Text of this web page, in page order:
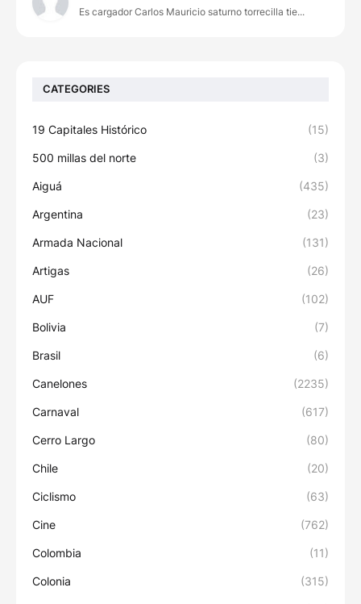
Es cargador Carlos Mauricio saturno torrecilla tie...
CATEGORIES
19 Capitales Histórico (15)
500 millas del norte (3)
Aiguá (435)
Argentina (23)
Armada Nacional (131)
Artigas (26)
AUF (102)
Bolivia (7)
Brasil (6)
Canelones (2235)
Carnaval (617)
Cerro Largo (80)
Chile (20)
Ciclismo (63)
Cine (762)
Colombia (11)
Colonia (315)